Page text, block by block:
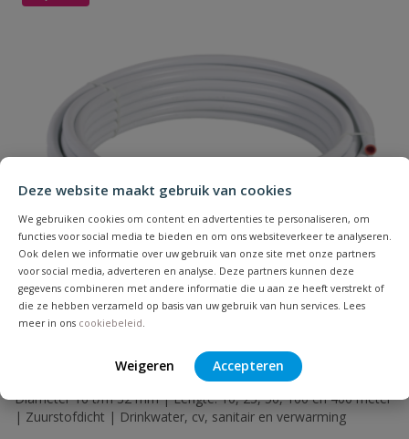
Deze website maakt gebruik van cookies
We gebruiken cookies om content en advertenties te personaliseren, om
functies voor social media te bieden en om ons websiteverkeer te analyseren.
Ook delen we informatie over uw gebruik van onze site met onze partners
voor social media, adverteren en analyse. Deze partners kunnen deze
gegevens combineren met andere informatie die u aan ze heeft verstrekt of
die ze hebben verzameld op basis van uw gebruik van hun services. Lees
meer in ons cookiebeleid.
Weigeren Accepteren
Naam
Samenvatting
Beoordeling
Beoordeling versturen
Bonfix meerlagenbuis
Diameter 16 t/m 32 mm | Lengte: 10, 25, 50, 100 en 400 meter
| Zuurstofdicht | Drinkwater, cv, sanitair en verwarming